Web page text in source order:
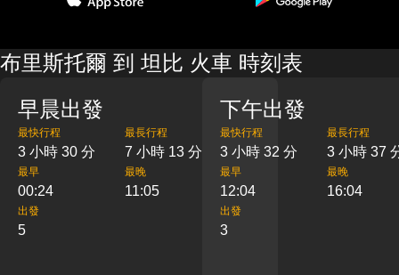
布里斯托爾 到 坦比 火車 時刻表
早晨出發
最快行程
3 小時 30 分
最長行程
7 小時 13 分
最早
00:24
最晚
11:05
出發
5
下午出發
最快行程
3 小時 32 分
最長行程
3 小時 37
最早
12:04
最晚
16:04
出發
3